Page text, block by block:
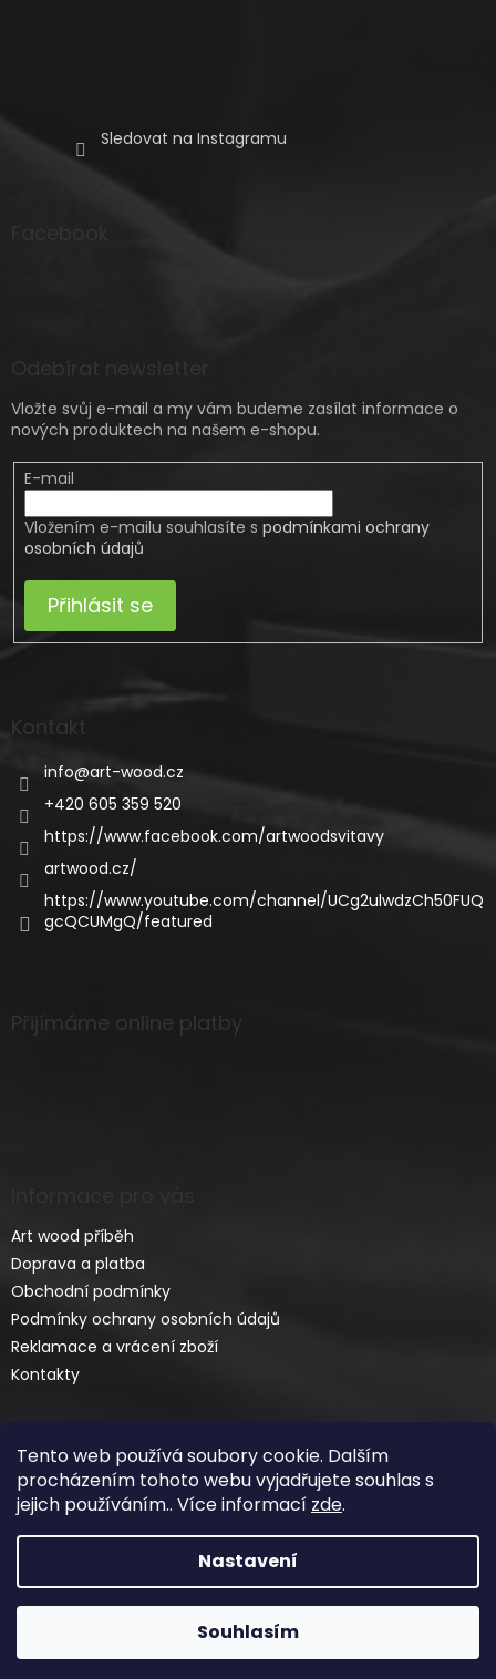
Tento web používá soubory cookie. Dalším
procházením tohoto webu vyjadřujete souhlas s
jejich používáním.. Více informací zde.
Nastavení
Souhlasím
Sledovat na Instagramu
Vložte svůj e-mail a my vám budeme zasílat informace o
nových produktech na našem e-shopu.
E-mail
Vložením e-mailu souhlasíte s podmínkami ochrany
osobních údajů
Přihlásit se
Kontakt
info@art-wood.cz
+420 605 359 520
https://www.facebook.com/artwoodsvitavy
artwood.cz/
https://www.youtube.com/channel/UCg2ulwdzCh50FUQ
gcQCUMgQ/featured
Přijímáme online platby
Art wood příběh
Doprava a platba
Obchodní podmínky
Podmínky ochrany osobních údajů
Reklamace a vrácení zboží
Kontakty
Vytvořil Shoptet
Copyright 2026ART-WOOD.CZ. Všechna práva
vyhrazena.